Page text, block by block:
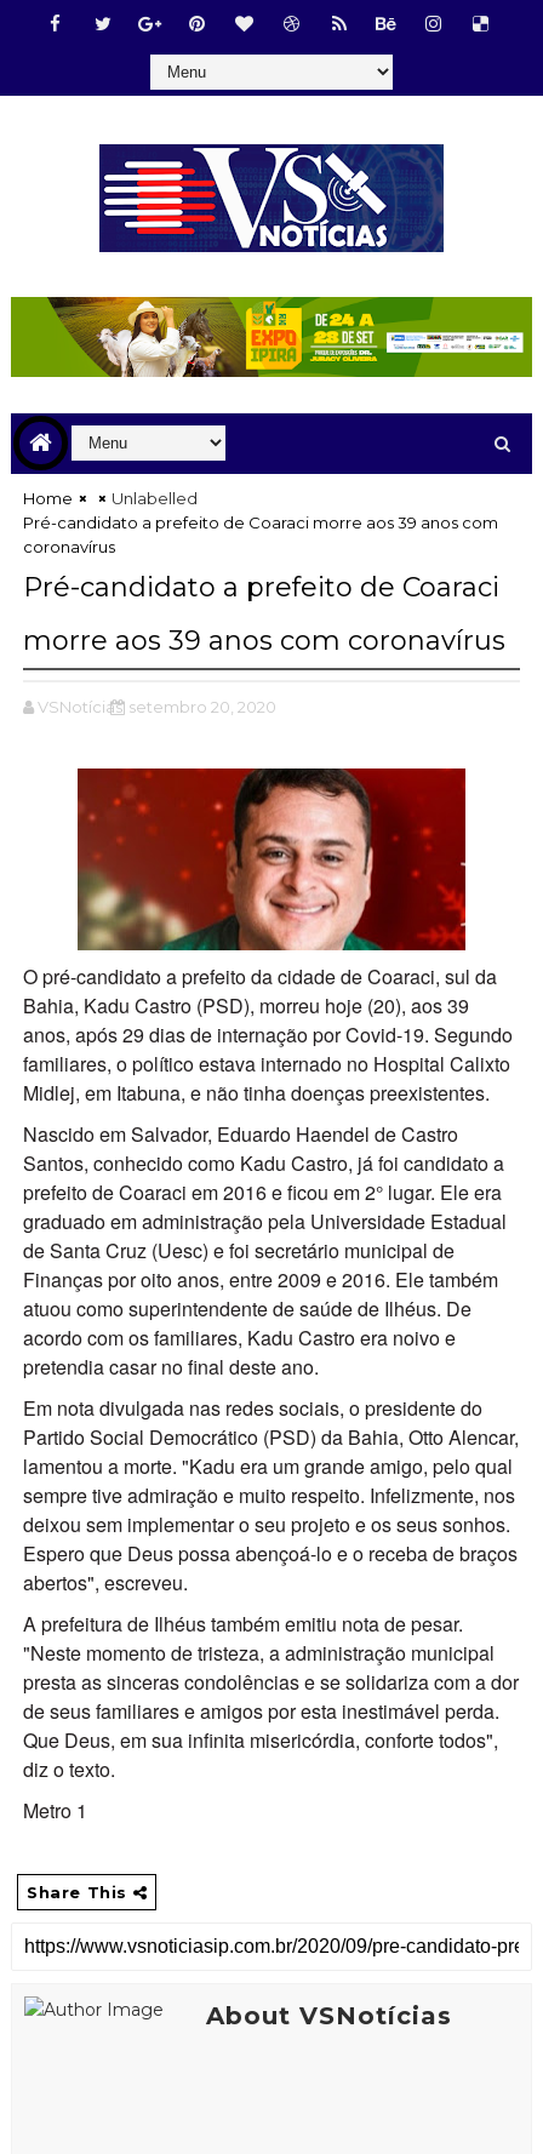
Home
Unlabelled
Pré-candidato a prefeito de Coaraci morre aos 39 anos com
coronavírus
Pré-candidato a prefeito de Coaraci
morre aos 39 anos com coronavírus
VSNotícias setembro 20, 2020
O pré-candidato a prefeito da cidade de Coaraci, sul da
Bahia, Kadu Castro (PSD), morreu hoje (20), aos 39
anos, após 29 dias de internação por Covid-19. Segundo
familiares, o político estava internado no Hospital Calixto
Midlej, em Itabuna, e não tinha doenças preexistentes.
Nascido em Salvador, Eduardo Haendel de Castro
Santos, conhecido como Kadu Castro, já foi candidato a
prefeito de Coaraci em 2016 e ficou em 2° lugar. Ele era
graduado em administração pela Universidade Estadual
de Santa Cruz (Uesc) e foi secretário municipal de
Finanças por oito anos, entre 2009 e 2016. Ele também
atuou como superintendente de saúde de Ilhéus. De
acordo com os familiares, Kadu Castro era noivo e
pretendia casar no final deste ano.
Em nota divulgada nas redes sociais, o presidente do
Partido Social Democrático (PSD) da Bahia, Otto Alencar,
lamentou a morte. "Kadu era um grande amigo, pelo qual
sempre tive admiração e muito respeito. Infelizmente, nos
deixou sem implementar o seu projeto e os seus sonhos.
Espero que Deus possa abençoá-lo e o receba de braços
abertos", escreveu.
A prefeitura de Ilhéus também emitiu nota de pesar.
"Neste momento de tristeza, a administração municipal
presta as sinceras condolências e se solidariza com a dor
de seus familiares e amigos por esta inestimável perda.
Que Deus, em sua infinita misericórdia, conforte todos",
diz o texto.
Metro 1
Share This
About VSNotícias